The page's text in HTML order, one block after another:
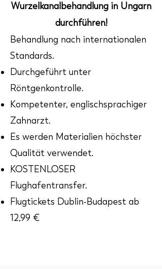
Wurzelkanalbehandlung in Ungarn
durchführen!
Behandlung nach internationalen
Standards.
Durchgeführt unter
Röntgenkontrolle.
Kompetenter, englischsprachiger
Zahnarzt.
Es werden Materialien höchster
Qualität verwendet.
KOSTENLOSER
Flughafentransfer.
Flugtickets Dublin-Budapest ab
12,99 €